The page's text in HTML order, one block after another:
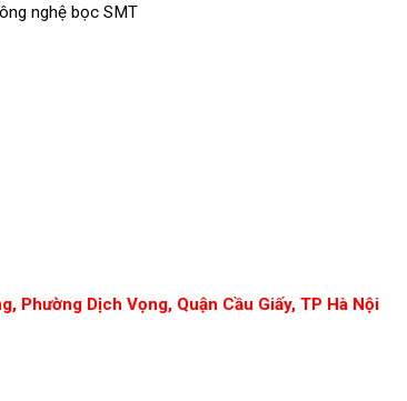
nghệ bọc SMT
Phường Dịch Vọng, Quận Cầu Giấy, TP Hà Nội